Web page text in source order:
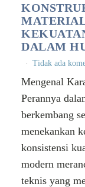
DALAM
Tidak ada
Mengenal
Perannya
berkembang
menekankan
konsistensi
modern
teknis yang